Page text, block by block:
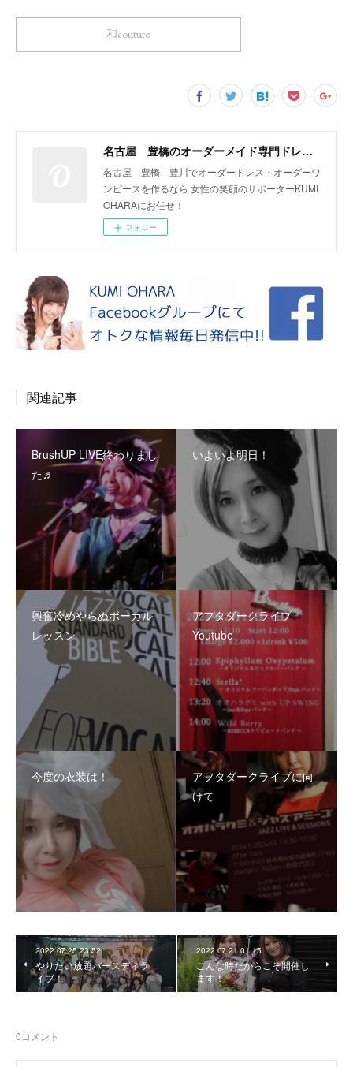
和couture
名古屋 豊橋のオーダーメイド専門ドレスデザイナー KUMI OHARA
名古屋 豊橋 豊川でオーダードレス・オーダーワ
ンピースを作るなら 女性の笑顔のサポーターKUMI
OHARAにお任せ！
フォロー
関連記事
BrushUP LIVE終わりまし
た♬
いよいよ明日！
興奮冷めやらぬボーカル
レッスン
アフタダークライブ
Youtube
今度の衣装は！
アフタダークライブに向
けて
2022.07.25 23:52
やりたい放題バースディラ
イブ！
2022.07.21 01:15
こんな時だからこそ開催し
ます！
0コメント